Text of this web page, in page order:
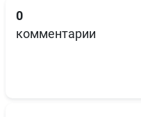
0
комментарии